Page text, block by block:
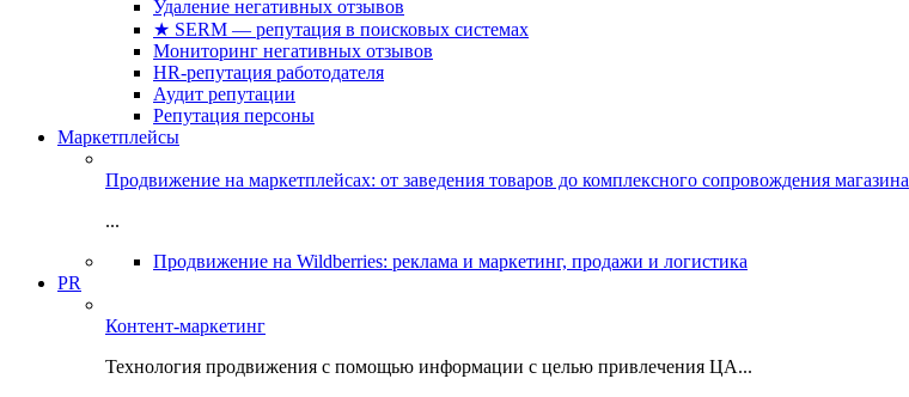
Удаление негативных отзывов
★ SERM — репутация в поисковых системах
Мониторинг негативных отзывов
HR-репутация работодателя
Аудит репутации
Репутация персоны
Маркетплейсы
Продвижение на маркетплейсах: от заведения товаров до комплексного сопровождения магазина
...
Продвижение на Wildberries: реклама и маркетинг, продажи и логистика
PR
Контент-маркетинг
Технология продвижения с помощью информации с целью привлечения ЦА...